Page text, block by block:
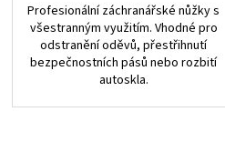
Profesionální záchranářské nůžky s
všestranným využitím. Vhodné pro
odstranění oděvů, přestřihnutí
bezpečnostních pásů nebo rozbití
autoskla.